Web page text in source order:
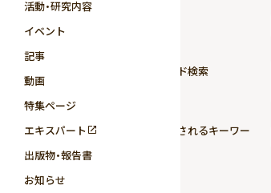
活動・研究内容
イベント
記事
動画
特集ページ
エキスパート
出版物・報告書
お知らせ
キーワード検索
よく検索されるキーワー